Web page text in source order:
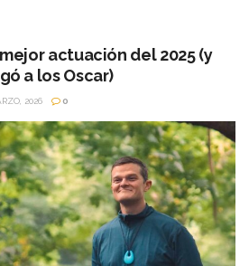
que puede cambiar por
podrán ser nominados más de
por...
actuación del 2025 (y
a los Oscar)
2026 0